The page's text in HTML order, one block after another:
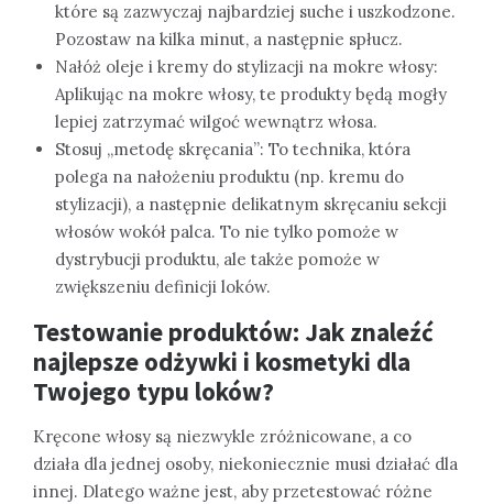
które są zazwyczaj najbardziej suche i uszkodzone.
Pozostaw na kilka minut, a następnie spłucz.
Nałóż oleje i kremy do stylizacji na mokre włosy:
Aplikując na mokre włosy, te produkty będą mogły
lepiej zatrzymać wilgoć wewnątrz włosa.
Stosuj „metodę skręcania”: To technika, która
polega na nałożeniu produktu (np. kremu do
stylizacji), a następnie delikatnym skręcaniu sekcji
włosów wokół palca. To nie tylko pomoże w
dystrybucji produktu, ale także pomoże w
zwiększeniu definicji loków.
Testowanie produktów: Jak znaleźć
najlepsze odżywki i kosmetyki dla
Twojego typu loków?
Kręcone włosy są niezwykle zróżnicowane, a co
działa dla jednej osoby, niekoniecznie musi działać dla
innej. Dlatego ważne jest, aby przetestować różne